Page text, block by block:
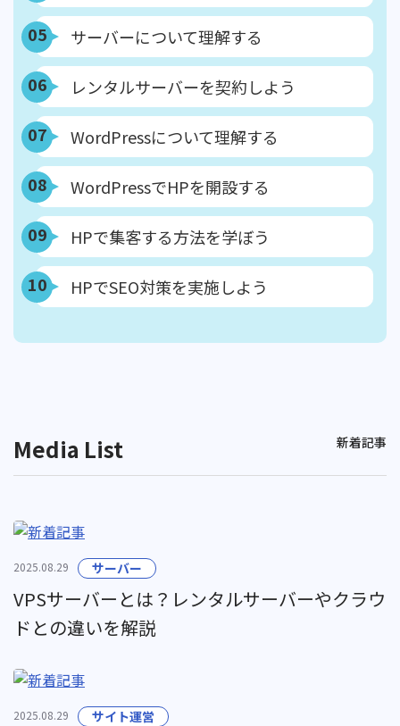
05 サーバーについて理解する
06 レンタルサーバーを契約しよう
07 WordPressについて理解する
08 WordPressでHPを開設する
09 HPで集客する方法を学ぼう
10 HPでSEO対策を実施しよう
Media List 新着記事
2025.08.29 サーバー
VPSサーバーとは？レンタルサーバーやクラウ
ドとの違いを解説
2025.08.29 サイト運営